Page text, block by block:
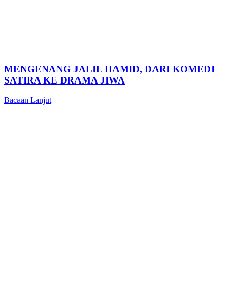
MENGENANG JALIL HAMID, DARI KOMEDI
SATIRA KE DRAMA JIWA
Bacaan Lanjut